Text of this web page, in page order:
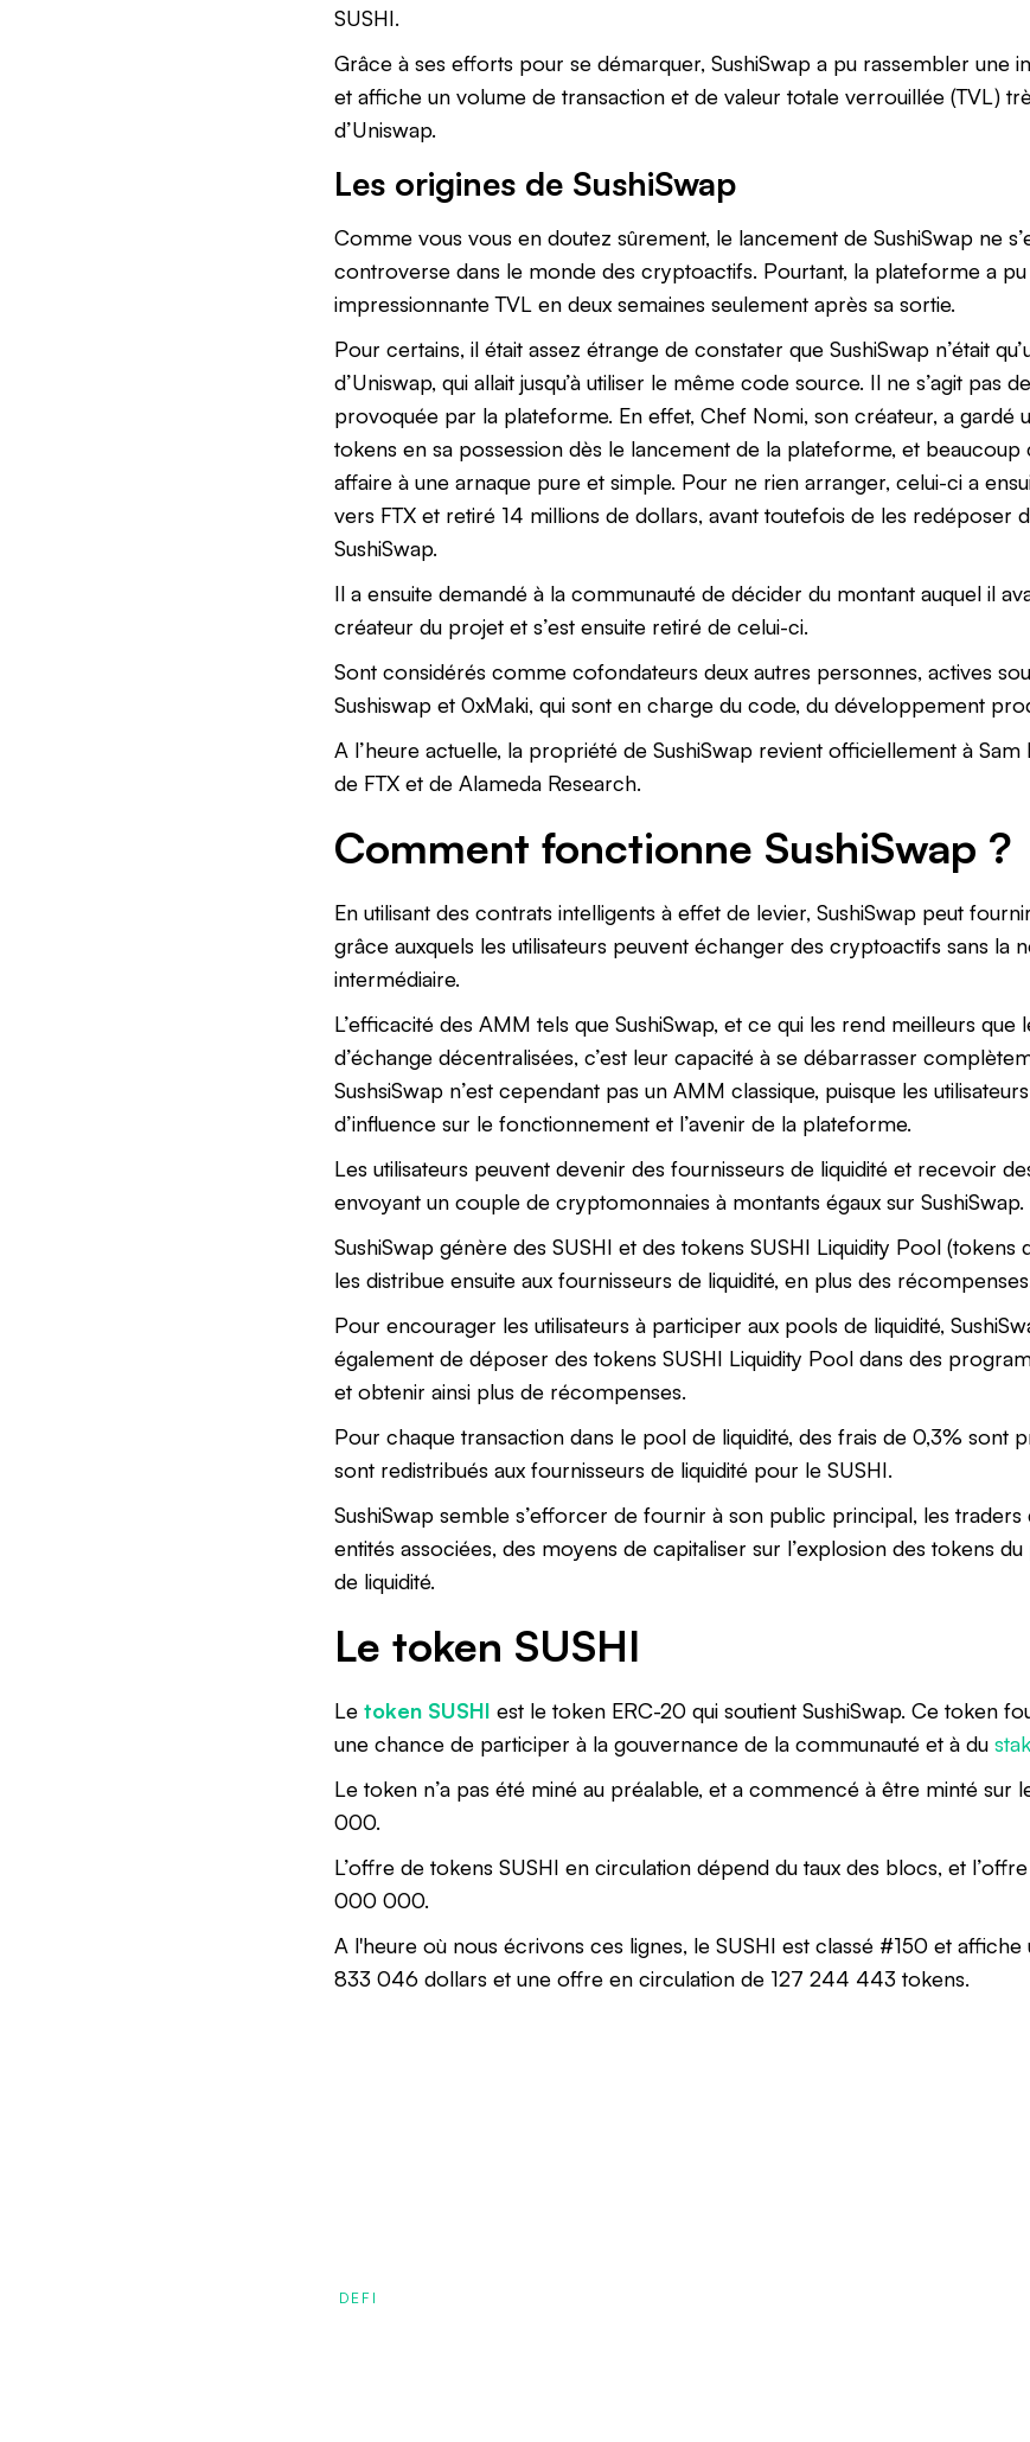
SUSHI.
Grâce à ses efforts pour se démarquer, SushiSwap a pu rassembler une
et affiche un volume de transaction et de valeur totale verrouillée (TVL)
d’Uniswap.
Les origines de SushiSwap
Comme vous vous en doutez sûrement, le lancement de SushiSwap ne
controverse dans le monde des cryptoactifs. Pourtant, la plateforme a
impressionnante TVL en deux semaines seulement après sa sortie.
Pour certains, il était assez étrange de constater que SushiSwap n’était
d’Uniswap, qui allait jusqu’à utiliser le même code source. Il ne s’agit pas
provoquée par la plateforme. En effet, Chef Nomi, son créateur, a gardé
tokens en sa possession dès le lancement de la plateforme, et beaucoup
affaire à une arnaque pure et simple. Pour ne rien arranger, celui-ci a
vers FTX et retiré 14 millions de dollars, avant toutefois de les redéposer
SushiSwap.
Il a ensuite demandé à la communauté de décider du montant auquel il
créateur du projet et s’est ensuite retiré de celui-ci.
Sont considérés comme cofondateurs deux autres personnes, actives
Sushiswap et 0xMaki, qui sont en charge du code, du développement
A l’heure actuelle, la propriété de SushiSwap revient officiellement à Sam
de FTX et de Alameda Research.
Comment fonctionne SushiSwap ?
En utilisant des contrats intelligents à effet de levier, SushiSwap peut
grâce auxquels les utilisateurs peuvent échanger des cryptoactifs sans la
intermédiaire.
L’efficacité des AMM tels que SushiSwap, et ce qui les rend meilleurs que
d’échange décentralisées, c’est leur capacité à se débarrasser
SushsiSwap n’est cependant pas un AMM classique, puisque les
d’influence sur le fonctionnement et l’avenir de la plateforme.
Les utilisateurs peuvent devenir des fournisseurs de liquidité et recevoir
envoyant un couple de cryptomonnaies à montants égaux sur SushiSwap.
SushiSwap génère des SUSHI et des tokens SUSHI Liquidity Pool (tokens
les distribue ensuite aux fournisseurs de liquidité, en plus des
Pour encourager les utilisateurs à participer aux pools de liquidité,
également de déposer des tokens SUSHI Liquidity Pool dans des
et obtenir ainsi plus de récompenses.
Pour chaque transaction dans le pool de liquidité, des frais de 0,3% sont
sont redistribués aux fournisseurs de liquidité pour le SUSHI.
SushiSwap semble s’efforcer de fournir à son public principal, les traders
entités associées, des moyens de capitaliser sur l’explosion des tokens
de liquidité.
Le token SUSHI
Le token SUSHI est le token ERC-20 qui soutient SushiSwap. Ce token
une chance de participer à la gouvernance de la communauté et à du
Le token n’a pas été miné au préalable, et a commencé à être minté sur
000.
L’offre de tokens SUSHI en circulation dépend du taux des blocs, et
000 000.
A l'heure où nous écrivons ces lignes, le SUSHI est classé #150 et affiche
833 046 dollars et une offre en circulation de 127 244 443 tokens.
DEFI